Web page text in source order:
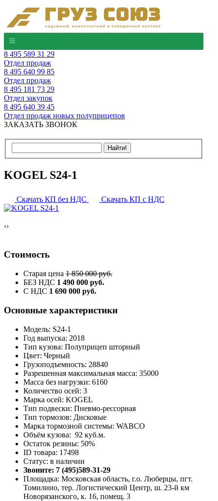
8 495 589 31 29
Отдел продаж
8 495 640 99 85
Отдел продаж
8 495 181 73 29
Отдел закупок
8 495 640 39 45
Отдел продаж новых полуприцепов
ЗАКАЗАТЬ ЗВОНОК
KOGEL S24-1
Скачать КП без НДС Скачать КП с НДС
‹›
Стоимость
Старая цена 1 850 000 руб.
БЕЗ НДС 1 490 000 руб.
С НДС 1 690 000 руб.
Основные характеристики
Модель: S24-1
Год выпуска: 2018
Тип кузова: Полуприцеп шторный
Цвет: Черный
Грузоподъемность: 28840
Разрешенная максимальная масса: 35000
Масса без нагрузки: 6160
Количество осей: 3
Марка осей: KOGEL
Тип подвески: Пневмо-рессорная
Тип тормозов: Дисковые
Марка тормозной системы: WABCO
Объём кузова: 92 куб.м.
Остаток резины: 50%
ID товара: 17498
Статус: в наличии
Звоните: 7 (495)589-31-29
Площадка: Московская область, г.о. Люберцы, пгт.
Томилино, тер. Логистический Центр, ш. 23-й км
Новорязанского, к. 16, помещ. 3